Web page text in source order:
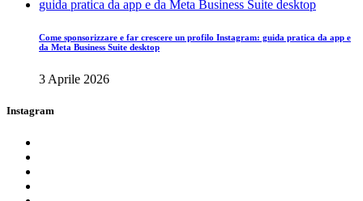
Come sponsorizzare e far crescere un profilo Instagram: guida pratica da app e
da Meta Business Suite desktop
3 Aprile 2026
Instagram